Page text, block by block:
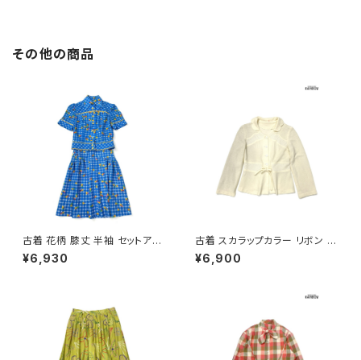
その他の商品
古着 花柄 膝丈 半袖 セットアッ
プ 青 (oa2607082)
¥6,930
古着 スカラップカラー リボン 無
地 長袖 ニット カーディガン ベ
ージュ 生成り (ttu2501064)
¥6,900